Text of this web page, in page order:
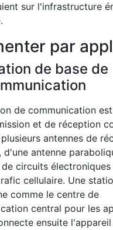
sur l'infrastructure
par
de base de
de communication
et de réception
antennes de
d'une antenne
circuits
cellulaire. Une
comme le centre de
central pour les
ensuite